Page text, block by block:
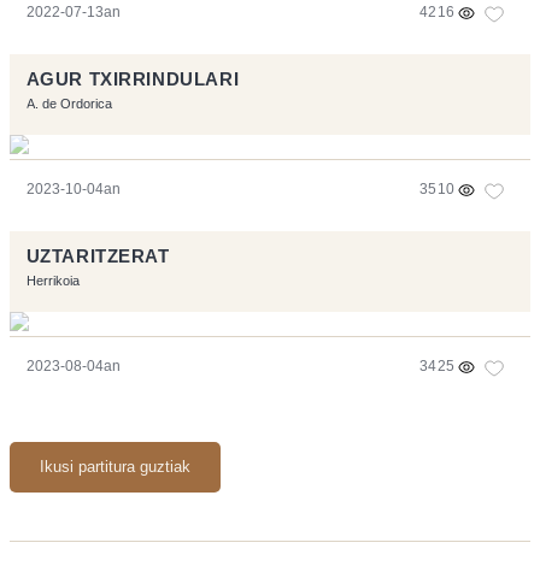
2022-07-13an 4216
AGUR TXIRRINDULARI
A. de Ordorica
2023-10-04an 3510
UZTARITZERAT
Herrikoia
2023-08-04an 3425
Ikusi partitura guztiak